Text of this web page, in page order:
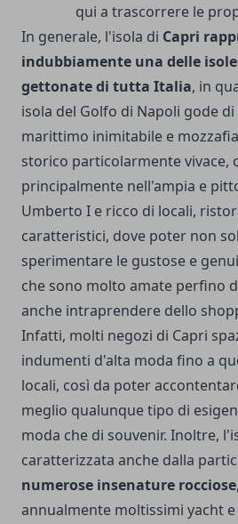
qui a trascorrere le
In generale, l'isola di Capri
indubbiamente una delle
gettonate di tutta Italia, in
isola del Golfo di Napoli gode
marittimo inimitabile e
storico particolarmente vivace,
principalmente nell'ampia e
Umberto I e ricco di locali,
caratteristici, dove poter non
sperimentare le gustose e
che sono molto amate perfino
anche intraprendere dello
Infatti, molti negozi di Capri
indumenti d'alta moda fino a
locali, così da poter
meglio qualunque tipo di
moda che di souvenir. Inoltre,
caratterizzata anche dalla
numerose insenature rocciose
annualmente moltissimi yacht e